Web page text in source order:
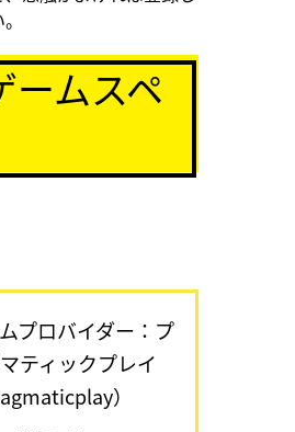
ームスペ
プロバイダー：プ
ティックプレイ
）